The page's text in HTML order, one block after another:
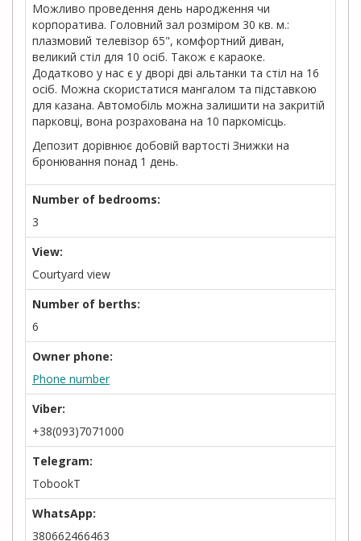
Можливо проведення день народження чи
корпоратива. Головний зал розміром 30 кв. м.:
плазмовий телевізор 65", комфортний диван,
великий стіл для 10 осіб. Також є караоке.
Додатково у нас є у дворі дві альтанки та стіл на 16
осіб. Можна скористатися мангалом та підставкою
для казана. Автомобіль можна залишити на закритій
парковці, вона розрахована на 10 паркомісць.
Депозит дорівнює добовій вартості Знижки на
бронювання понад 1 день.
Number of bedrooms:
3
View:
Courtyard view
Number of berths:
6
Owner phone:
Phone number
Viber:
+38(093)7071000
Telegram:
TobookT
WhatsApp:
380662466463